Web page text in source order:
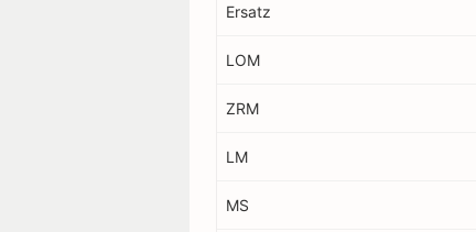
Ersatz
LOM
ZRM
LM
MS